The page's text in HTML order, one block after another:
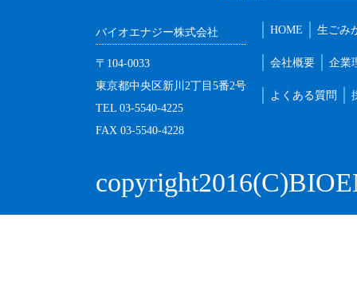
バイオエナジー株式会社
〒104-0033
東京都中央区新川2丁目5番2号
TEL 03-5540-4225
FAX 03-5540-4228
HOME 生ごみ
会社概要 企業
よくある質問